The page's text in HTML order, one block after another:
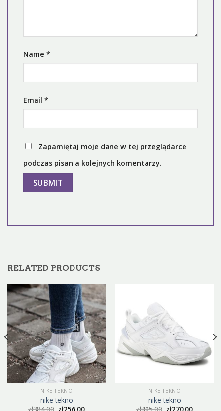
Name *
Email *
Zapamiętaj moje dane w tej przeglądarce
podczas pisania kolejnych komentarzy.
RELATED PRODUCTS
NIKE TEKNO
nike tekno
zł384.00 zł256.00
NIKE TEKNO
nike tekno
zł405.00 zł270.00